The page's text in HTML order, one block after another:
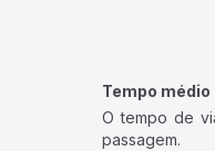
Tempo médio
O tempo de
passagem.